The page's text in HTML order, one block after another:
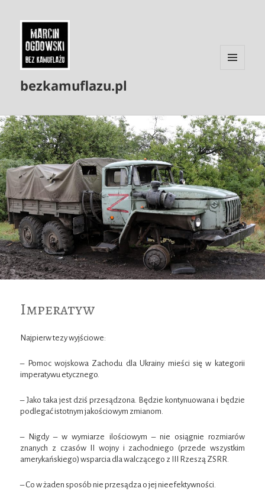
bezkamuflazu.pl
Imperatyw
Najpierw tezy wyjściowe:
– Pomoc wojskowa Zachodu dla Ukrainy mieści się w kategorii
imperatywu etycznego.
– Jako taka jest dziś przesądzona. Będzie kontynuowana i będzie
podlegać istotnym jakościowym zmianom.
– Nigdy – w wymiarze ilościowym – nie osiągnie rozmiarów
znanych z czasów II wojny i zachodniego (przede wszystkim
amerykańskiego) wsparcia dla walczącego z III Rzeszą ZSRR.
– Co w żaden sposób nie przesądza o jej nieefektywności.